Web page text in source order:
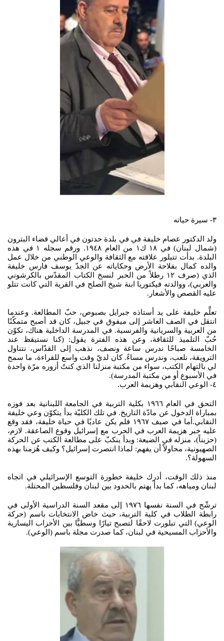
٣- سيرة حياته
ولد الدكتور عصام خليفة في في بلدة حدتون في أعالي قضاء البترون
(شمال لبنان) في ١٨ ك١ من العام ١٩٤٨. ورقم سجله ١ في هذه
البلدة. بدأت تتبلور علاقته مع الثقافة والوعي الوطني من خلال عمل
والده كمال بفلاحة الأرض وحكاياته عن الجدّ يوسف فارس خليفة
الذي (صرف ١٢ رطلاً من الحبر لنسخ الكتاب المقدّس بالكرشوني
والعربي)، ووالدته فيكتوريا ابنة شيخ الصلح في القرية التي كانت تتلو
عليه القصص والأشعار.
تعلَّم خليفة على يد أستاذه جبرايل بصبوص، حبّ المطالعة. وعندما
انتقل في الصف العاشر إلى ميفوق في جبيل، كان قد أصبح متمكّنًا
من العربية والسريانية والفرنسية. في المدرسة الداخلية هناك، تكوّن
حُبّ التلميذ للثقافة، وعن هذه الفترة يقول: (كنا نستيقظ عند
الخامسة صباحًا ندرس ساعة ونصف، نذهب إلى القدّاس، نتناول
الترويقة، نلعب، وندرس مساءً. كان لديّ وقت واسع للقراءة، ما سمح
لي بالتهام الكتب، سواء من مكتبة منزلنا الذي كنتُ أزوره مرّة واحدة
في الأسبوع أو من مكتبة المدرسة).
٤- الوعي النقابي وهزيمة العرب.
التحق في العام ١٩٦٦ بكلية التربية في الجامعة اللبنانية بعد فوزه
بمباراة الدخول عن مادّة التاريخ. في تلك الكليّة بدأ يتكوّن وعي خليفة
النقابي.أما في صيف ١٩٦٧ فلم يكن عاديًا في حياة خليفة، فقد وقع
عليه خبر هزيمة العرب في الحرب مع إسرائيل وقوع الصاعقة. لازم،
(حزيناً)، منزله في الضيعة: وبدأ ينكبّ على مطالعة الكتب عن الحركة
الصهيونية، محاولاً أن يفهم: لماذا انتصرت إسرائيل؟ وكيف هُزمنا بهذه
السهولة؟.
منذ ذلك الوقت، أدرك خليفة خطورة التوسع الإسرائيلي في اتجاه
لبنان ومياهه، كما بدأ يهتم بالحدود بين لبنان وفلسطين المحتلة.
ترشّح في السنة نفسها ١٩٧٦ إلى مقعد السنة الدراسية الأولى في
رابطة الطلاب في كلية التربية، حيث خاض الانتخابات باسم (حركة
الوعي) التي تبلورت لاحقًا لتصبح تيارًا وسطيًّا بين الأحزاب اليسارية
والأحزاب المسيحية في لبنان، كما صدرت مجلة باسم (الوعي).